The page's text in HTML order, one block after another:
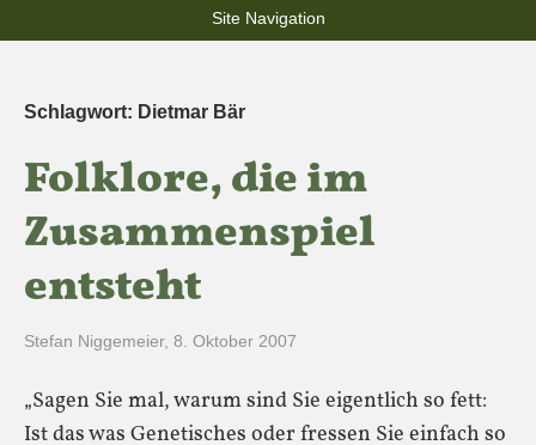
Site Navigation
Schlagwort: Dietmar Bär
Folklore, die im
Zusammenspiel
entsteht
Stefan Niggemeier, 8. Oktober 2007
„Sagen Sie mal, warum sind Sie eigentlich so fett:
Ist das was Genetisches oder fressen Sie einfach so